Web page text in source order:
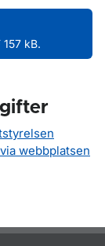
kB.
webbplatsen